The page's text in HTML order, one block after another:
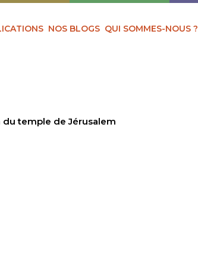
NOS BLOGS QUI SOMMES-NOUS ?
temple de Jérusalem